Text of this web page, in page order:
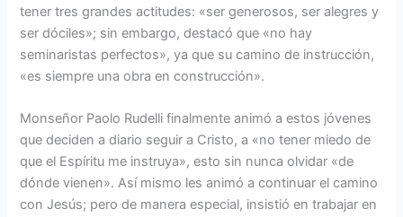
tener tres grandes actitudes: «ser generosos, ser alegres y
ser dóciles»; sin embargo, destacó que «no hay
seminaristas perfectos», ya que su camino de instrucción,
«es siempre una obra en construcción».
Monseñor Paolo Rudelli finalmente animó a estos jóvenes
que deciden a diario seguir a Cristo, a «no tener miedo de
que el Espíritu me instruya», esto sin nunca olvidar «de
dónde vienen». Así mismo les animó a continuar el camino
con Jesús; pero de manera especial, insistió en trabajar en